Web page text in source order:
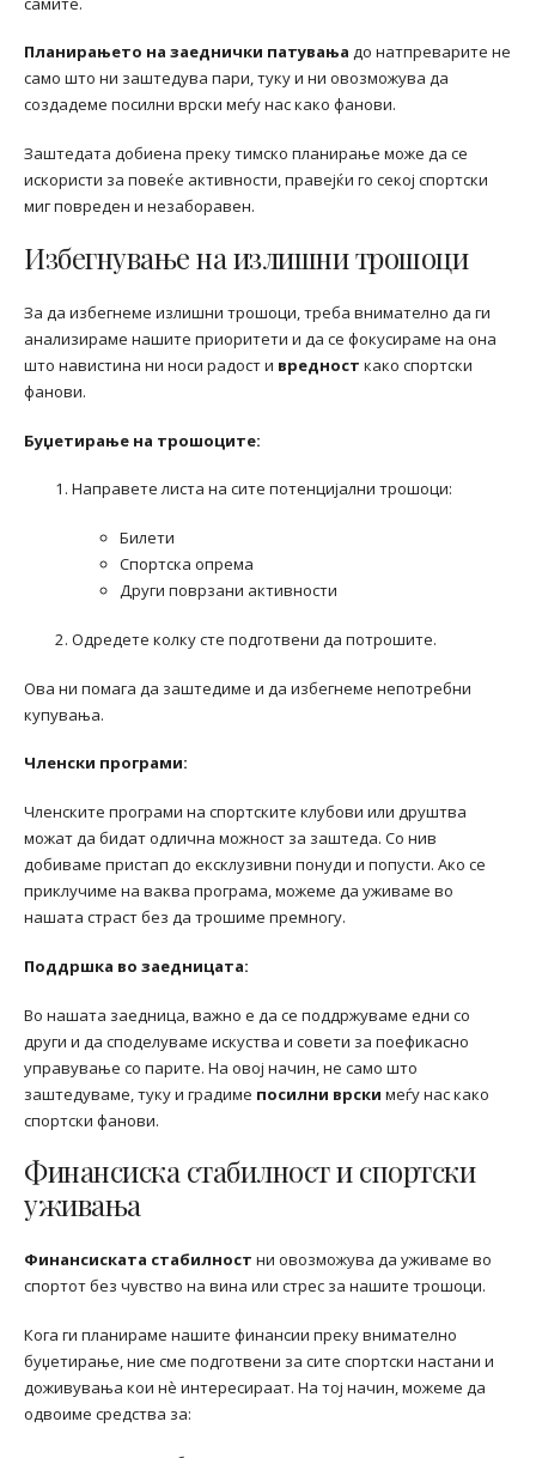
Планирањето на заеднички патувања до натпреварите не
само што ни заштедува пари, туку и ни овозможува да
создадеме посилни врски меѓу нас како фанови.
Заштедата добиена преку тимско планирање може да се
искористи за повеќе активности, правејќи го секој спортски
миг повреден и незаборавен.
Избегнување на излишни трошоци
За да избегнеме излишни трошоци, треба внимателно да ги
анализираме нашите приоритети и да се фокусираме на она
што навистина ни носи радост и вредност како спортски
фанови.
Буџетирање на трошоците:
Направете листа на сите потенцијални трошоци:
Билети
Спортска опрема
Други поврзани активности
Одредете колку сте подготвени да потрошите.
Ова ни помага да заштедиме и да избегнеме непотребни
купувања.
Членски програми:
Членските програми на спортските клубови или друштва
можат да бидат одлична можност за заштеда. Со нив
добиваме пристап до ексклузивни понуди и попусти. Ако се
приклучиме на ваква програма, можеме да уживаме во
нашата страст без да трошиме премногу.
Поддршка во заедницата:
Во нашата заедница, важно е да се поддржуваме едни со
други и да споделуваме искуства и совети за поефикасно
управување со парите. На овој начин, не само што
заштедуваме, туку и градиме посилни врски меѓу нас како
спортски фанови.
Финансиска стабилност и спортски
уживања
Финансиската стабилност ни овозможува да уживаме во
спортот без чувство на вина или стрес за нашите трошоци.
Кога ги планираме нашите финансии преку внимателно
буџетирање, ние сме подготвени за сите спортски настани и
доживувања кои нè интересираат. На тој начин, можеме да
одвоиме средства за: